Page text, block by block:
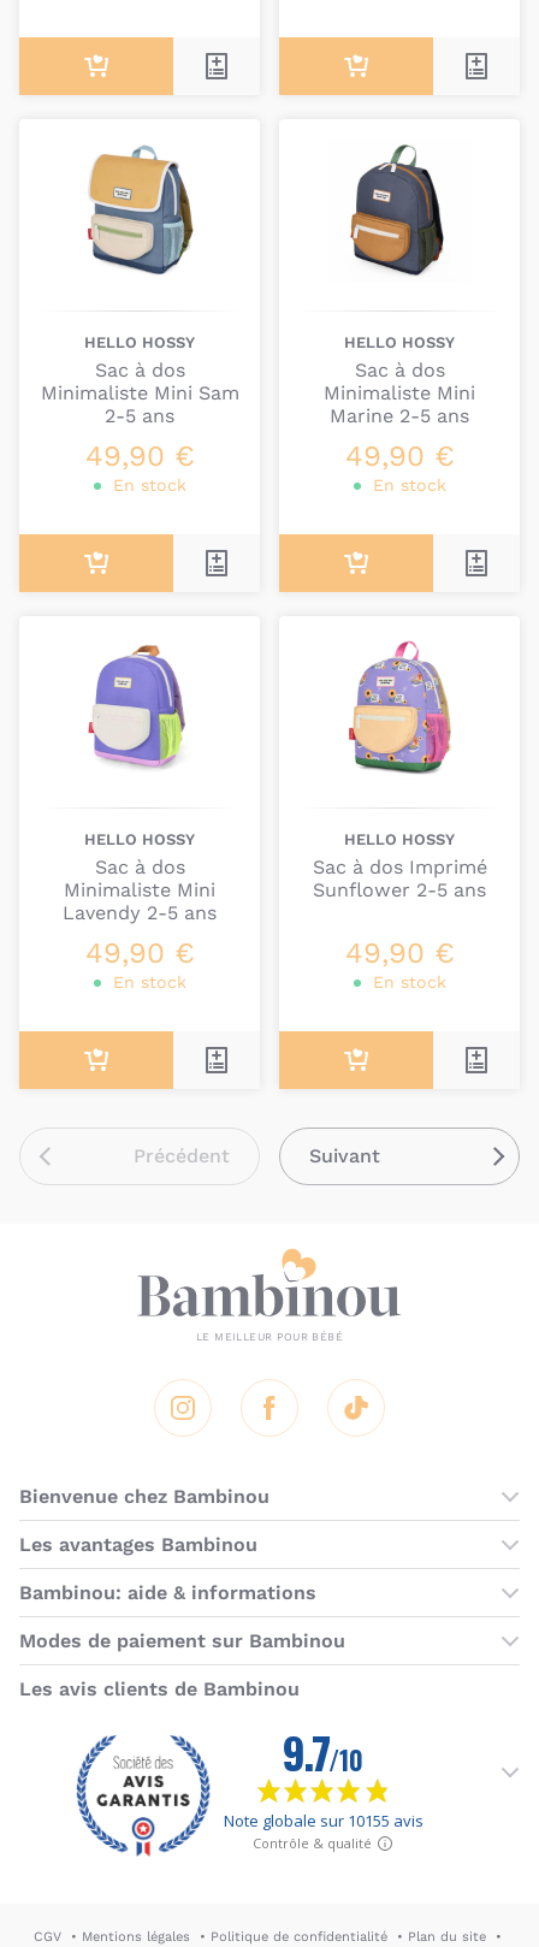
HELLO HOSSY
Sac à dos
Minimaliste Mini Sam
2-5 ans
49,90 €
En stock
HELLO HOSSY
Sac à dos
Minimaliste Mini
Marine 2-5 ans
49,90 €
En stock
HELLO HOSSY
Sac à dos
Minimaliste Mini
Lavendy 2-5 ans
49,90 €
En stock
HELLO HOSSY
Sac à dos Imprimé
Sunflower 2-5 ans
49,90 €
En stock
Précédent Suivant
Instagram Facebook Tik Tok
Bienvenue chez Bambinou
Les boutiques Bambinou
Boutique Bambinou Paris
Boutique Bambinou Toulouse
L'équipe Bambinou
Les avantages Bambinou
Bons plans Bambinou
Cartes cadeaux
Programme de fidélité
Bambinou: aide & informations
Contactez-nous
Horaires du service client
Foire aux questions
Livraisons et retours
Moyens de paiement
Dictionnaire de la puériculture
Rétractation
Modes de paiement sur Bambinou
Les avis clients de Bambinou
CGV Mentions légales Politique de confidentialité Plan du site